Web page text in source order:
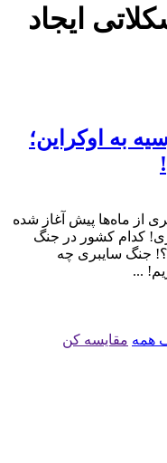
ایجاد
به اوکراین؛
از ماه‌ها پیش آغاز شده
کدام کشور در جنگ
جنگ سایبری چه
...
همه مقایسه کن